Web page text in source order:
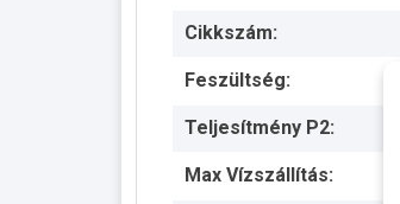
Cikkszám:
Feszültség:
Teljesítmény P2:
Max Vízszállítás: